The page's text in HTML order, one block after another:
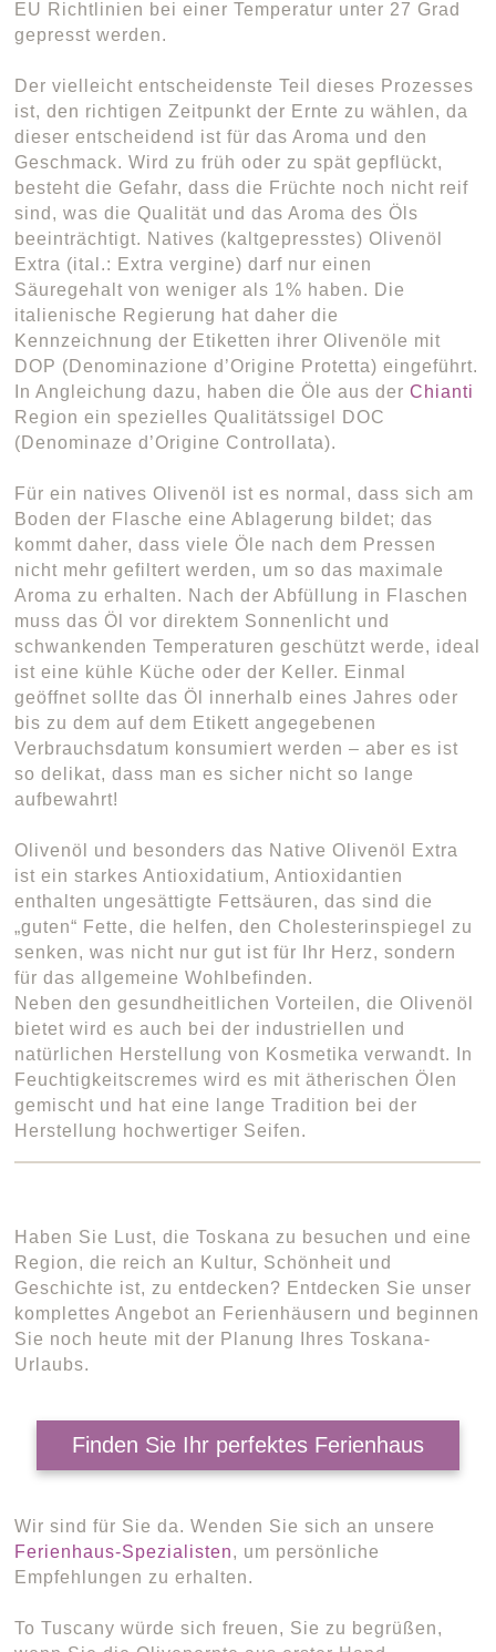
EU Richtlinien bei einer Temperatur unter 27 Grad
gepresst werden.
Der vielleicht entscheidenste Teil dieses Prozesses
ist, den richtigen Zeitpunkt der Ernte zu wählen, da
dieser entscheidend ist für das Aroma und den
Geschmack. Wird zu früh oder zu spät gepflückt,
besteht die Gefahr, dass die Früchte noch nicht reif
sind, was die Qualität und das Aroma des Öls
beeinträchtigt. Natives (kaltgepresstes) Olivenöl
Extra (ital.: Extra vergine) darf nur einen
Säuregehalt von weniger als 1% haben. Die
italienische Regierung hat daher die
Kennzeichnung der Etiketten ihrer Olivenöle mit
DOP (Denominazione d’Origine Protetta) eingeführt.
In Angleichung dazu, haben die Öle aus derChianti
Region ein spezielles Qualitätssigel DOC
(Denominaze d’Origine Controllata).
Für ein natives Olivenöl ist es normal, dass sich am
Boden der Flasche eine Ablagerung bildet; das
kommt daher, dass viele Öle nach dem Pressen
nicht mehr gefiltert werden, um so das maximale
Aroma zu erhalten. Nach der Abfüllung in Flaschen
muss das Öl vor direktem Sonnenlicht und
schwankenden Temperaturen geschützt werde, ideal
ist eine kühle Küche oder der Keller. Einmal
geöffnet sollte das Öl innerhalb eines Jahres oder
bis zu dem auf dem Etikett angegebenen
Verbrauchsdatum konsumiert werden – aber es ist
so delikat, dass man es sicher nicht so lange
aufbewahrt!
Olivenöl und besonders das Native Olivenöl Extra
ist ein starkes Antioxidatium, Antioxidantien
enthalten ungesättigte Fettsäuren, das sind die
„guten“ Fette, die helfen, den Cholesterinspiegel zu
senken, was nicht nur gut ist für Ihr Herz, sondern
für das allgemeine Wohlbefinden.
Neben den gesundheitlichen Vorteilen, die Olivenöl
bietet wird es auch bei der industriellen und
natürlichen Herstellung von Kosmetika verwandt. In
Feuchtigkeitscremes wird es mit ätherischen Ölen
gemischt und hat eine lange Tradition bei der
Herstellung hochwertiger Seifen.
Haben Sie Lust, die Toskana zu besuchen und eine
Region, die reich an Kultur, Schönheit und
Geschichte ist, zu entdecken? Entdecken Sie unser
komplettes Angebot an Ferienhäusern und beginnen
Sie noch heute mit der Planung Ihres Toskana-
Urlaubs.
Finden Sie Ihr perfektes Ferienhaus
Wir sind für Sie da. Wenden Sie sich an unsere
Ferienhaus-Spezialisten, um persönliche
Empfehlungen zu erhalten.
To Tuscany würde sich freuen, Sie zu begrüßen,